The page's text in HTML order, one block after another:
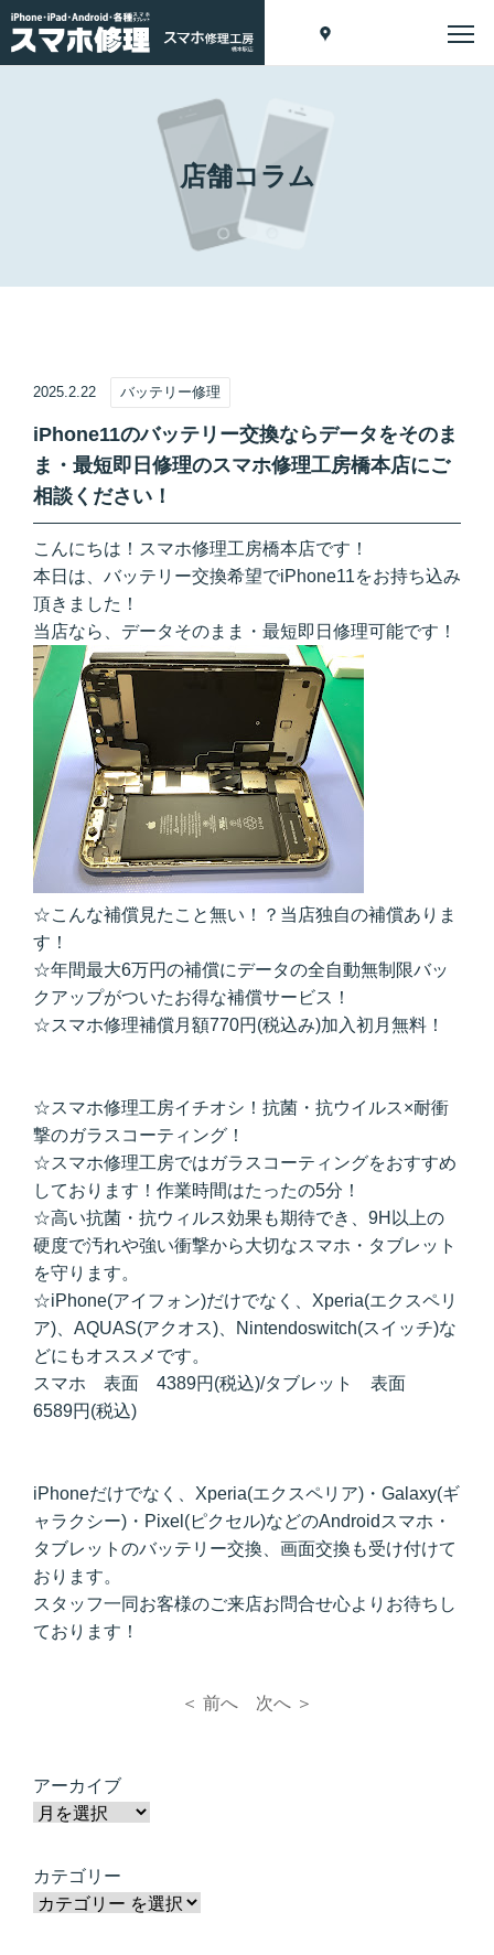
店舗コラム
2025.2.22 バッテリー修理
iPhone11のバッテリー交換ならデータをそのま
ま・最短即日修理のスマホ修理工房橋本店にご
相談ください！
こんにちは！スマホ修理工房橋本店です！
本日は、バッテリー交換希望でiPhone11をお持ち込み
頂きました！
当店なら、データそのまま・最短即日修理可能です！
☆こんな補償見たこと無い！？当店独自の補償ありま
す！
☆年間最大6万円の補償にデータの全自動無制限バッ
クアップがついたお得な補償サービス！
☆スマホ修理補償月額770円(税込み)加入初月無料！
☆スマホ修理工房イチオシ！抗菌・抗ウイルス×耐衝
撃のガラスコーティング！
☆スマホ修理工房ではガラスコーティングをおすすめ
しております！作業時間はたったの5分！
☆高い抗菌・抗ウィルス効果も期待でき、9H以上の
硬度で汚れや強い衝撃から大切なスマホ・タブレット
を守ります。
☆iPhone(アイフォン)だけでなく、Xperia(エクスペリ
ア)、AQUAS(アクオス)、Nintendoswitch(スイッチ)な
どにもオススメです。
スマホ 表面 4389円(税込)/タブレット 表面
6589円(税込)
iPhoneだけでなく、Xperia(エクスペリア)・Galaxy(ギ
ャラクシー)・Pixel(ピクセル)などのAndroidスマホ・
タブレットのバッテリー交換、画面交換も受け付けて
おります。
スタッフ一同お客様のご来店お問合せ心よりお待ちし
ております！
＜ 前へ 次へ ＞
アーカイブ
カテゴリー